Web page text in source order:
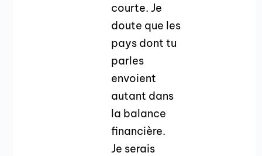
courte. Je
doute que les
pays dont tu
parles
envoient
autant dans
la balance
financière.
Je serais